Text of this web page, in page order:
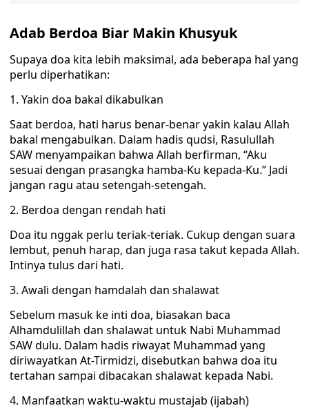
Adab Berdoa Biar Makin Khusyuk
Supaya doa kita lebih maksimal, ada beberapa hal yang
perlu diperhatikan:
1. Yakin doa bakal dikabulkan
Saat berdoa, hati harus benar-benar yakin kalau Allah
bakal mengabulkan. Dalam hadis qudsi, Rasulullah
SAW menyampaikan bahwa Allah berfirman, “Aku
sesuai dengan prasangka hamba-Ku kepada-Ku.” Jadi
jangan ragu atau setengah-setengah.
2. Berdoa dengan rendah hati
Doa itu nggak perlu teriak-teriak. Cukup dengan suara
lembut, penuh harap, dan juga rasa takut kepada Allah.
Intinya tulus dari hati.
3. Awali dengan hamdalah dan shalawat
Sebelum masuk ke inti doa, biasakan baca
Alhamdulillah dan shalawat untuk Nabi Muhammad
SAW dulu. Dalam hadis riwayat Muhammad yang
diriwayatkan At-Tirmidzi, disebutkan bahwa doa itu
tertahan sampai dibacakan shalawat kepada Nabi.
4. Manfaatkan waktu-waktu mustajab (ijabah)